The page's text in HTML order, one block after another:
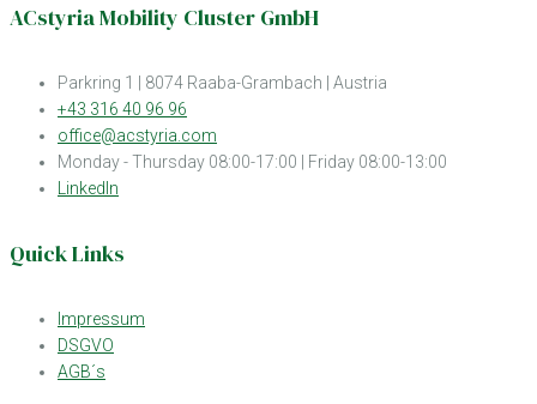
ACstyria Mobility Cluster GmbH
Parkring 1 | 8074 Raaba-Grambach | Austria
+43 316 40 96 96
office@acstyria.com
Monday - Thursday 08:00-17:00 | Friday 08:00-13:00
LinkedIn
Quick Links
Impressum
DSGVO
AGB´s